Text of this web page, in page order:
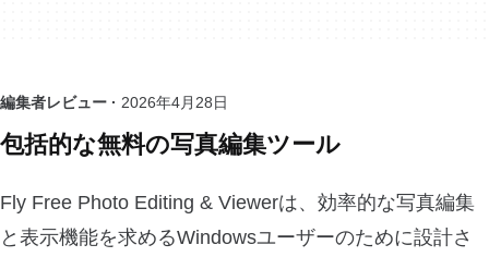
編集者レビュー · 2026年4月28日
包括的な無料の写真編集ツール
Fly Free Photo Editing & Viewerは、効率的な写真編集
と表示機能を求めるWindowsユーザーのために設計さ